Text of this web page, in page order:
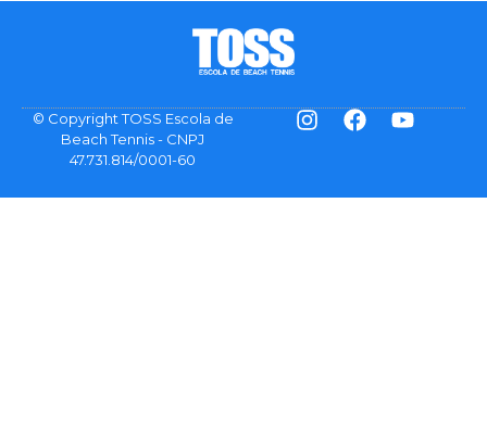
© Copyright TOSS Escola de
Beach Tennis - CNPJ
47.731.814/0001-60